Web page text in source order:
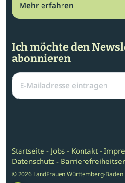
Mehr erfahren
Ich möchte den
abonnieren
Startseite - Jobs - Kontakt-
Datenschutz -
© 2026 LandFrauen Württemberg-Baden